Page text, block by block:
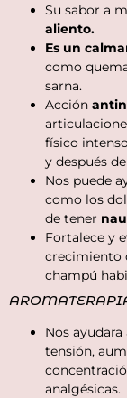
Su sabor a
aliento.
Es un
como
sarna.
Acción
físico
y después
Nos puede
como los
de tener
Fortalece y
crecimiento
champú
Nos ayudara
tensión,
analgésicas.